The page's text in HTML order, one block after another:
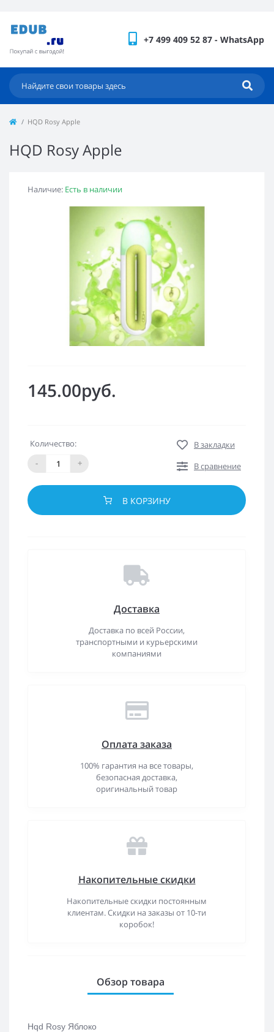
+7 499 409 52 87 - WhatsApp
HQD Rosy Apple
HQD Rosy Apple
Наличие: Есть в наличии
145.00руб.
Количество:
-
+
В закладки
В сравнение
В КОРЗИНУ
Доставка
Доставка по всей России,
транспортными и курьерскими
компаниями
Оплата заказа
100% гарантия на все товары,
безопасная доставка,
оригинальный товар
Накопительные скидки
Накопительные скидки постоянным
клиентам. Скидки на заказы от 10-ти
коробок!
Обзор товара
Hqd Rosy Яблоко